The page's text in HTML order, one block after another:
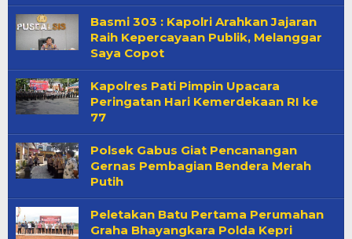
Basmi 303 : Kapolri Arahkan Jajaran
Raih Kepercayaan Publik, Melanggar
Saya Copot
Kapolres Pati Pimpin Upacara
Peringatan Hari Kemerdekaan RI ke
77
Polsek Gabus Giat Pencanangan
Gernas Pembagian Bendera Merah
Putih
Peletakan Batu Pertama Perumahan
Graha Bhayangkara Polda Kepri